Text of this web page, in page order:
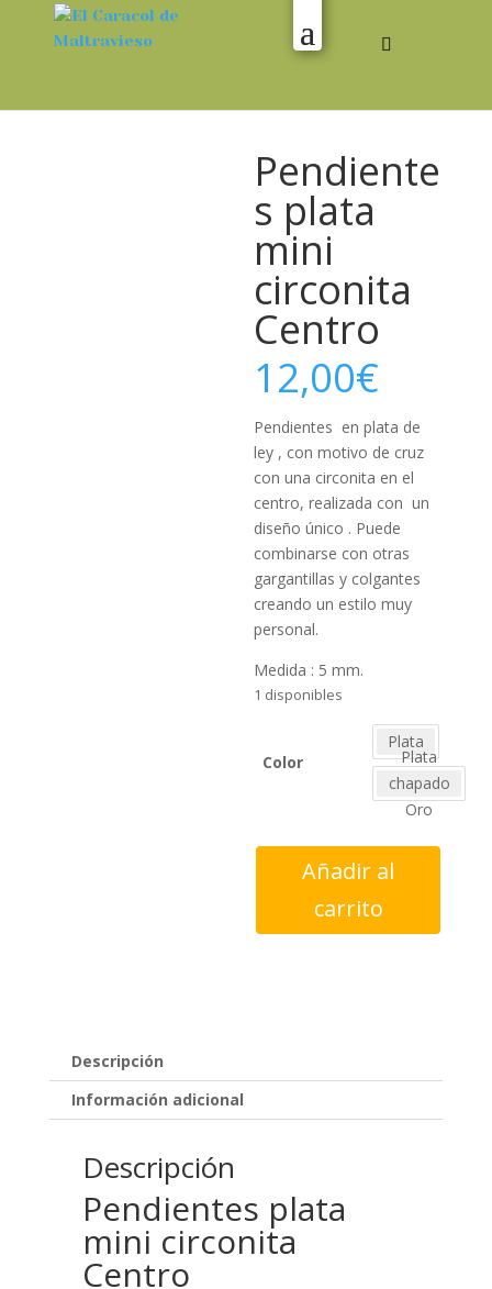
Pendiente
s plata
mini
circonita
Centro
12,00€
Pendientes en plata de
ley , con motivo de cruz
con una circonita en el
centro, realizada con un
diseño único . Puede
combinarse con otras
gargantillas y colgantes
creando un estilo muy
personal.
Medida : 5 mm.
1 disponibles
Color
Plata
Plata
chapado
Oro
Pendientes
circonita
Añadir al
carrito
Descripción
Información adicional
Descripción
Pendientes plata
mini circonita
Centro